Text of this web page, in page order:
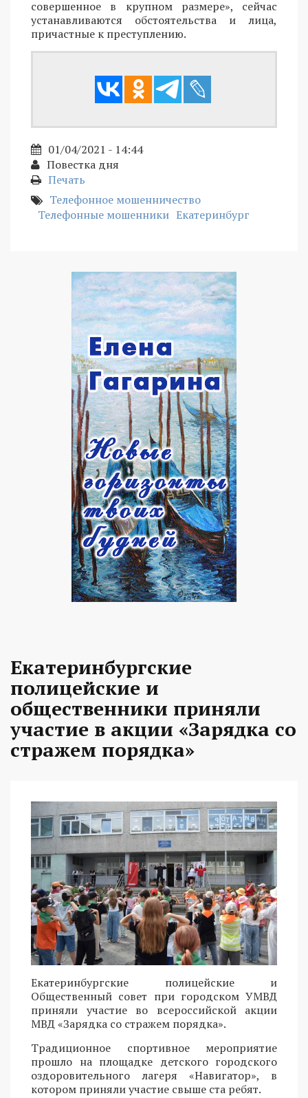
совершенное в крупном размере», сейчас
устанавливаются обстоятельства и лица,
причастные к преступлению.
01/04/2021 - 14:44
Повестка дня
Печать
Телефонное мошенничество
Телефонные мошенники Екатеринбург
Екатеринбургские
полицейские и
общественники приняли
участие в акции «Зарядка со
стражем порядка»
Екатеринбургские полицейские и
Общественный совет при городском УМВД
приняли участие во всероссийской акции
МВД «Зарядка со стражем порядка».
Традиционное спортивное мероприятие
прошло на площадке детского городского
оздоровительного лагеря «Навигатор», в
котором приняли участие свыше ста ребят.